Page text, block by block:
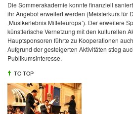
Die Sommerakademie konnte finanziell
ihr Angebot erweitert werden (Meisterkurs für
‚Musikerlebnis Mitteleuropa’). Der erweitere
künstlerische Vernetzung mit den kulturellen
Hauptsponsoren führte zu Kooperationen
Aufgrund der gesteigerten Aktivitäten stieg
Publikumsinteresse.
TO TOP